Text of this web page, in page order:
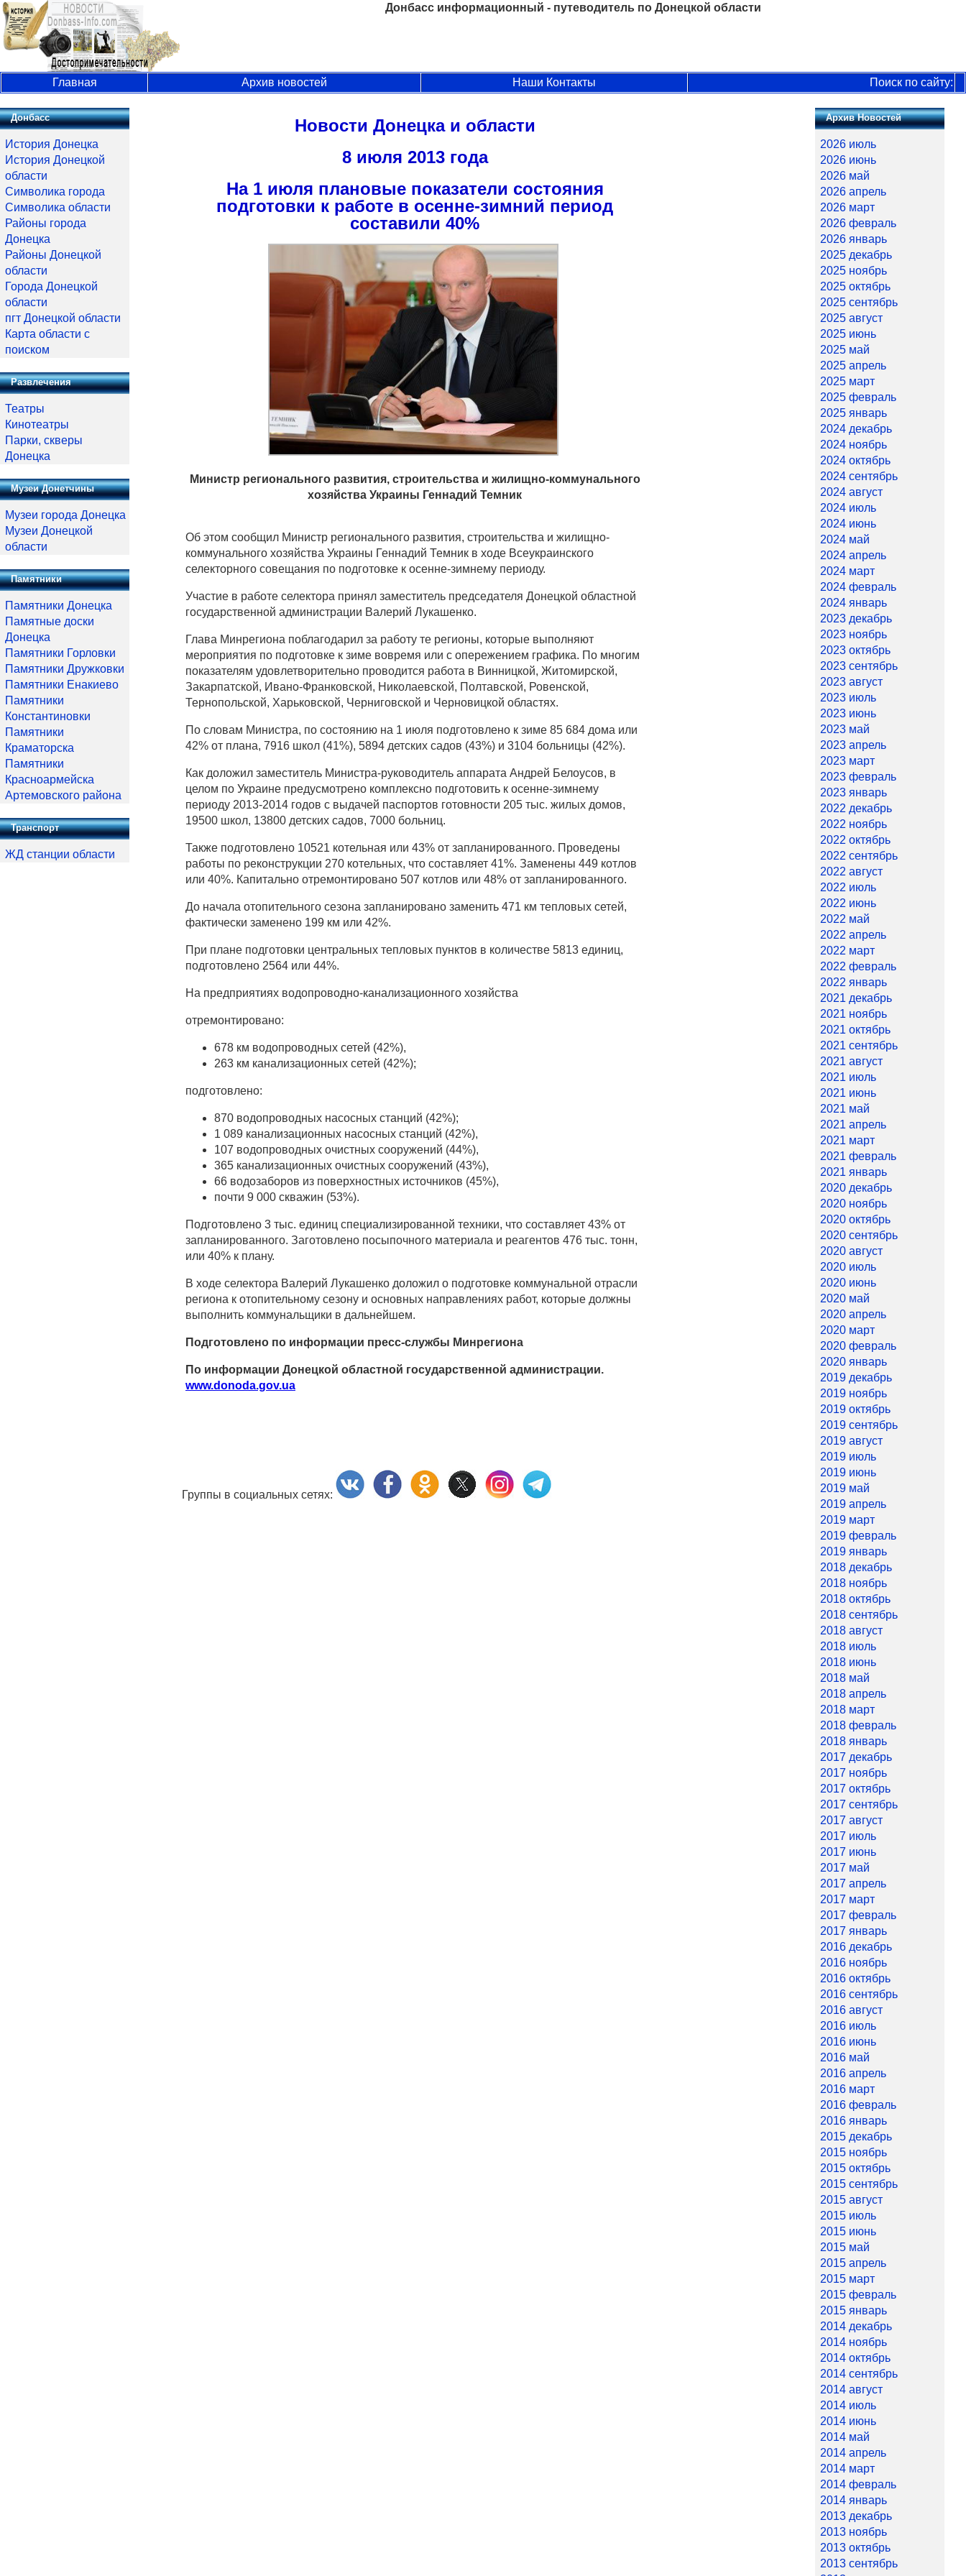
Донбасс информационный - путеводитель по Донецкой области
Главная Архив новостей Наши Контакты Поиск по сайту:
Новости Донецка и области
8 июля 2013 года
На 1 июля плановые показатели состояния
подготовки к работе в осенне-зимний период
составили 40%
Министр регионального развития, строительства и жилищно-коммунального
хозяйства Украины Геннадий Темник
Об этом сообщил Министр регионального развития, строительства и жилищно-
коммунального хозяйства Украины Геннадий Темник в ходе Всеукраинского
селекторного совещания по подготовке к осенне-зимнему периоду.
Участие в работе селектора принял заместитель председателя Донецкой областной
государственной администрации Валерий Лукашенко.
Глава Минрегиона поблагодарил за работу те регионы, которые выполняют
мероприятия по подготовке к зиме вовремя или с опережением графика. По многим
показателям удовлетворительно проводится работа в Винницкой, Житомирской,
Закарпатской, Ивано-Франковской, Николаевской, Полтавской, Ровенской,
Тернопольской, Харьковской, Черниговской и Черновицкой областях.
По словам Министра, по состоянию на 1 июля подготовлено к зиме 85 684 дома или
42% от плана, 7916 школ (41%), 5894 детских садов (43%) и 3104 больницы (42%).
Как доложил заместитель Министра-руководитель аппарата Андрей Белоусов, в
целом по Украине предусмотрено комплексно подготовить к осенне-зимнему
периоду 2013-2014 годов с выдачей паспортов готовности 205 тыс. жилых домов,
19500 школ, 13800 детских садов, 7000 больниц.
Также подготовлено 10521 котельная или 43% от запланированного. Проведены
работы по реконструкции 270 котельных, что составляет 41%. Заменены 449 котлов
или 40%. Капитально отремонтировано 507 котлов или 48% от запланированного.
До начала отопительного сезона запланировано заменить 471 км тепловых сетей,
фактически заменено 199 км или 42%.
При плане подготовки центральных тепловых пунктов в количестве 5813 единиц,
подготовлено 2564 или 44%.
На предприятиях водопроводно-канализационного хозяйства
отремонтировано:
678 км водопроводных сетей (42%),
263 км канализационных сетей (42%);
подготовлено:
870 водопроводных насосных станций (42%);
1 089 канализационных насосных станций (42%),
107 водопроводных очистных сооружений (44%),
365 канализационных очистных сооружений (43%),
66 водозаборов из поверхностных источников (45%),
почти 9 000 скважин (53%).
Подготовлено 3 тыс. единиц специализированной техники, что составляет 43% от
запланированного. Заготовлено посыпочного материала и реагентов 476 тыс. тонн,
или 40% к плану.
В ходе селектора Валерий Лукашенко доложил о подготовке коммунальной отрасли
региона к отопительному сезону и основных направлениях работ, которые должны
выполнить коммунальщики в дальнейшем.
Подготовлено по информации пресс-службы Минрегиона
По информации Донецкой областной государственной администрации.
www.donoda.gov.ua
Группы в социальных сетях:
Донбасс
История Донецка
История Донецкой
области
Символика города
Символика области
Районы города
Донецка
Районы Донецкой
области
Города Донецкой
области
пгт Донецкой области
Карта области с
поиском
Развлечения
Театры
Кинотеатры
Парки, скверы
Донецка
Музеи Донетчины
Музеи города Донецка
Музеи Донецкой
области
Памятники
Памятники Донецка
Памятные доски
Донецка
Памятники Горловки
Памятники Дружковки
Памятники Енакиево
Памятники
Константиновки
Памятники
Краматорска
Памятники
Красноармейска
Артемовского района
Транспорт
ЖД станции области
Архив Новостей
2026 июль
2026 июнь
2026 май
2026 апрель
2026 март
2026 февраль
2026 январь
2025 декабрь
2025 ноябрь
2025 октябрь
2025 сентябрь
2025 август
2025 июнь
2025 май
2025 апрель
2025 март
2025 февраль
2025 январь
2024 декабрь
2024 ноябрь
2024 октябрь
2024 сентябрь
2024 август
2024 июль
2024 июнь
2024 май
2024 апрель
2024 март
2024 февраль
2024 январь
2023 декабрь
2023 ноябрь
2023 октябрь
2023 сентябрь
2023 август
2023 июль
2023 июнь
2023 май
2023 апрель
2023 март
2023 февраль
2023 январь
2022 декабрь
2022 ноябрь
2022 октябрь
2022 сентябрь
2022 август
2022 июль
2022 июнь
2022 май
2022 апрель
2022 март
2022 февраль
2022 январь
2021 декабрь
2021 ноябрь
2021 октябрь
2021 сентябрь
2021 август
2021 июль
2021 июнь
2021 май
2021 апрель
2021 март
2021 февраль
2021 январь
2020 декабрь
2020 ноябрь
2020 октябрь
2020 сентябрь
2020 август
2020 июль
2020 июнь
2020 май
2020 апрель
2020 март
2020 февраль
2020 январь
2019 декабрь
2019 ноябрь
2019 октябрь
2019 сентябрь
2019 август
2019 июль
2019 июнь
2019 май
2019 апрель
2019 март
2019 февраль
2019 январь
2018 декабрь
2018 ноябрь
2018 октябрь
2018 сентябрь
2018 август
2018 июль
2018 июнь
2018 май
2018 апрель
2018 март
2018 февраль
2018 январь
2017 декабрь
2017 ноябрь
2017 октябрь
2017 сентябрь
2017 август
2017 июль
2017 июнь
2017 май
2017 апрель
2017 март
2017 февраль
2017 январь
2016 декабрь
2016 ноябрь
2016 октябрь
2016 сентябрь
2016 август
2016 июль
2016 июнь
2016 май
2016 апрель
2016 март
2016 февраль
2016 январь
2015 декабрь
2015 ноябрь
2015 октябрь
2015 сентябрь
2015 август
2015 июль
2015 июнь
2015 май
2015 апрель
2015 март
2015 февраль
2015 январь
2014 декабрь
2014 ноябрь
2014 октябрь
2014 сентябрь
2014 август
2014 июль
2014 июнь
2014 май
2014 апрель
2014 март
2014 февраль
2014 январь
2013 декабрь
2013 ноябрь
2013 октябрь
2013 сентябрь